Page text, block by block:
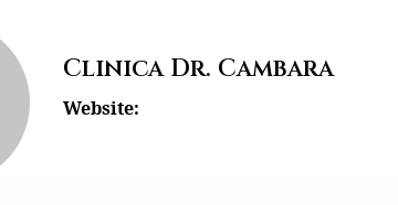
Clinica Dr. Cambara
Website: